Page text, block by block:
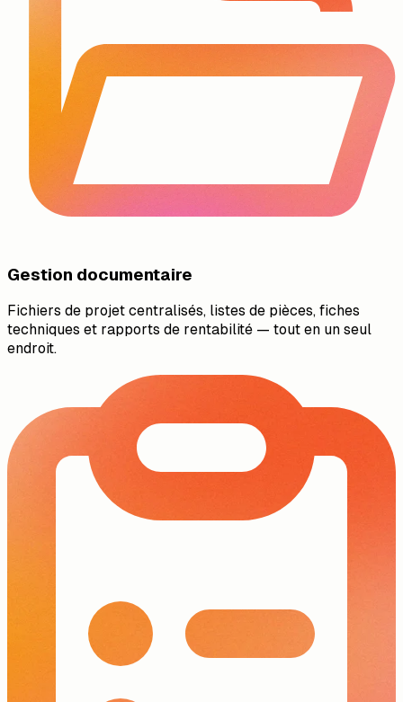
Gestion documentaire
Fichiers de projet centralisés, listes de pièces, fiches
techniques et rapports de rentabilité — tout en un seul
endroit.